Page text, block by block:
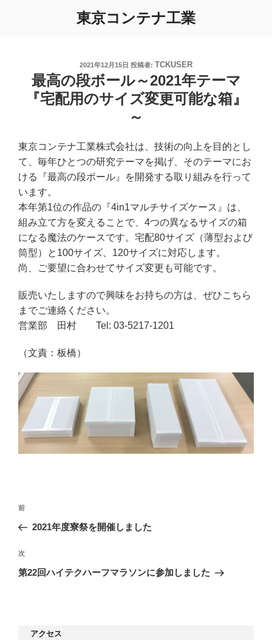
東京コンテナ工業
投
稿
日:
2021年12月15日 投稿者: TCKUSER
最高の段ボール～2021年テーマ
『宅配用のサイズ変更可能な箱』
～
東京コンテナ工業株式会社は、技術の向上を目的とし
て、毎年ひとつの研究テーマを掲げ、そのテーマにお
ける『最高の段ボール』を開発する取り組みを行って
います。
本年第1位の作品の『4in1マルチサイズケース』は、
組み立て方を変えることで、4つの異なるサイズの箱
になる魔法のケースです。宅配80サイズ（薄型および
筒型）と100サイズ、120サイズに対応します。
尚、ご要望に合わせてサイズ変更も可能です。
販売いたしますので興味をお持ちの方は、ぜひこちら
までご連絡ください。
営業部 田村 Tel: 03-5217-1201
（文責：板橋）
ナ
ビ
ゲ
前
の
稿
前
2021年度寮祭を開催しました
次
の
次
第22回ハイテクハーフマラソンに参加しました
アクセス